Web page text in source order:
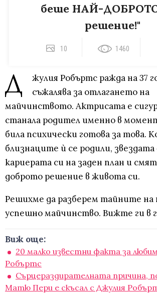
беше НАЙ-
решение!"
10 1460
Д
жулия Робъртс ражда на 37
съжалява за отлагането на
майчинството. Актрисата е
станала родител именно в
била психически готова за това.
близнаците ѝ се родили,
кариерата си на заден план и
доброто решение в живота си.
Решихме да разберем тайните
успешно майчинство. Вижте ги в
Виж още:
20 малко известни факта за
Робъртс
Сърцераздирателната причина,
Матю Пери е скъсал с Джулия